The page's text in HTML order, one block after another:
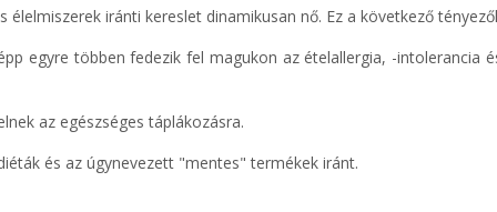
iránti kereslet dinamikusan nő. Ez a következő
egyre többen fedezik fel magukon az ételallergia, -intolerancia
az egészséges táplákozásra.
és az úgynevezett "mentes" termékek iránt.